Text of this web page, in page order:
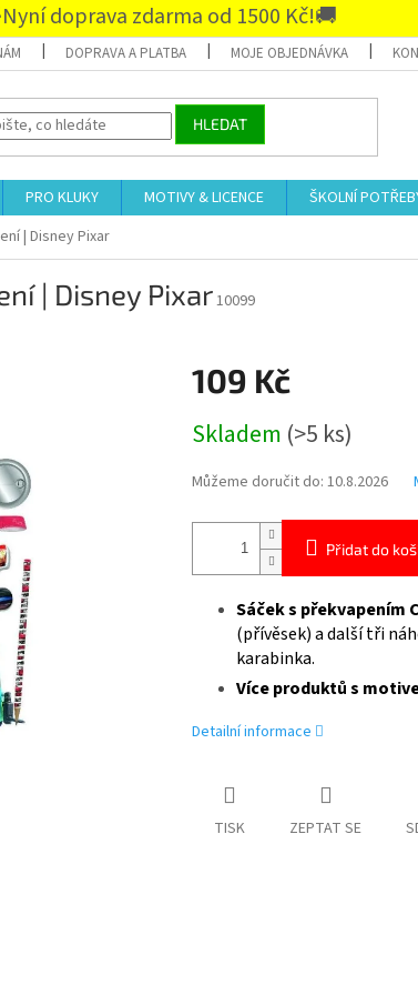
doprava zdarma od 1500 Kč!🚚
DOPRAVA A PLATBA MOJE OBJEDNÁVKA
HLEDAT
PRO KLUKY MOTIVY & LICENCE ŠKOLNÍ
| Disney Pixar
| Disney Pixar10099
109 Kč
cena:
Skladem (>5 ks)
Můžeme doručit do: 10.8.2026
Přidat do
Sáček s překvapením
(přívěsek) a další tři
karabinka.
Více produktů s
Detailní informace
TISK ZEPTAT SE